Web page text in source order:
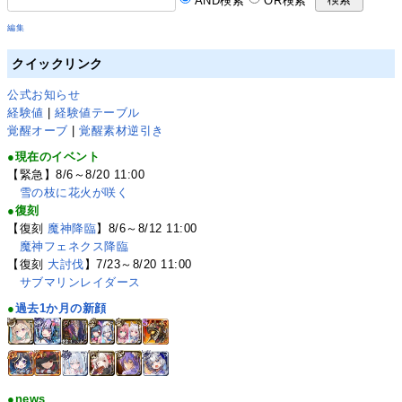
編集
クイックリンク
公式お知らせ
経験値 |経験値テーブル
覚醒オーブ |覚醒素材逆引き
●現在のイベント
【緊急】8/6～8/20 11:00
雪の枝に花火が咲く
●復刻
【復刻 魔神降臨】8/6～8/12 11:00
魔神フェネクス降臨
【復刻 大討伐 】7/23～8/20 11:00
サブマリンレイダース
●過去1か月の新顔
●news